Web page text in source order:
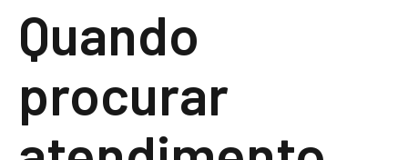
Quando
procurar